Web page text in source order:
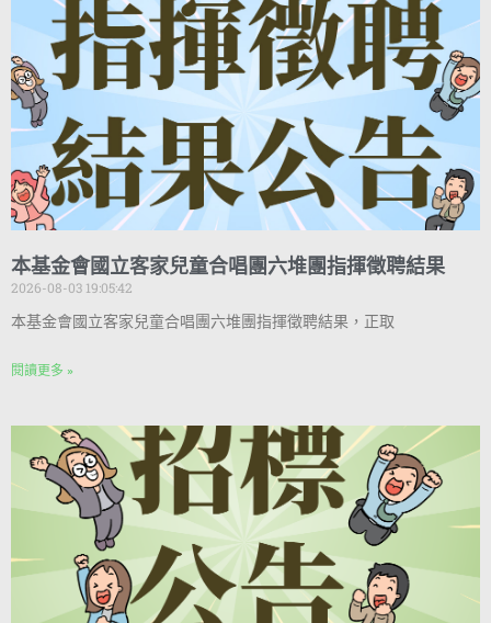
本基金會國立客家兒童合唱團六堆團指揮徵聘結果
2026-08-03 19:05:42
本基金會國立客家兒童合唱團六堆團指揮徵聘結果，正取
閱讀更多 »